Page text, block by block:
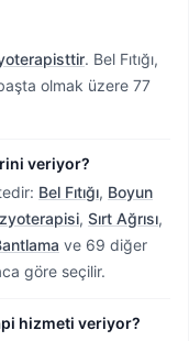
. Bel Fıtığı,
olmak üzere 77
veriyor?
Bel Fıtığı, Boyun
, Sırt Ağrısı,
ve 69 diğer
göre seçilir.
hizmeti veriyor?